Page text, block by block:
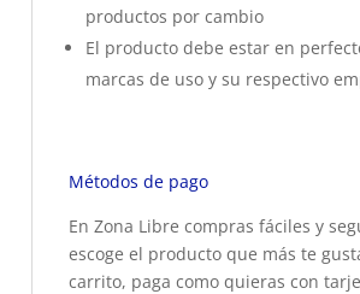
productos por cambio
El producto debe estar en
marcas de uso y su respectivo
Métodos de pago
En Zona Libre compras fáciles y
escoge el producto que más te
carrito, paga como quieras con